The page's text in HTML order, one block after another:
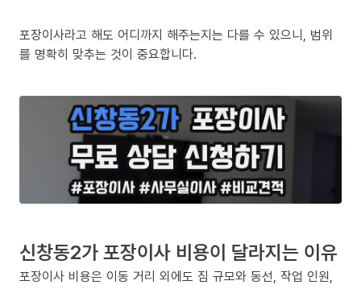
포장이사라고 해도 어디까지 해주는지는 다를 수 있으니, 범위
를 명확히 맞추는 것이 중요합니다.
신창동2가 포장이사 비용이 달라지는 이유
포장이사 비용은 이동 거리 외에도 짐 규모와 동선, 작업 인원,